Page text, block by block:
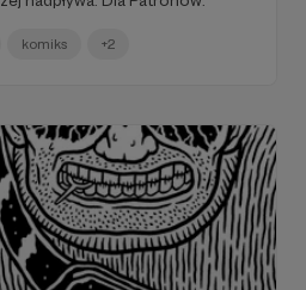
komiks +2